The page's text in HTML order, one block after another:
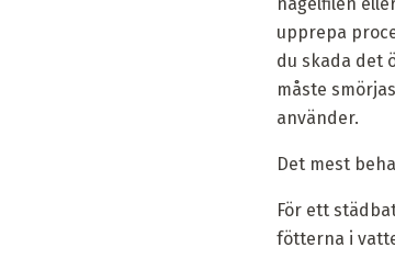
upprepa
du skada det
måste
använder.
Det mest
För ett
fötterna i